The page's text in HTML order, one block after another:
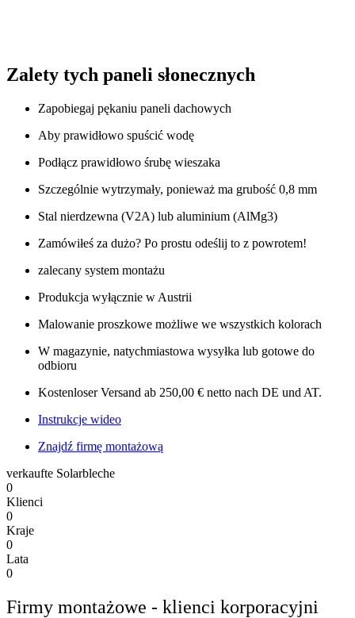
Zalety tych paneli słonecznych
Zapobiegaj pękaniu paneli dachowych
Aby prawidłowo spuścić wodę
Podłącz prawidłowo śrubę wieszaka
Szczególnie wytrzymały, ponieważ ma grubość 0,8 mm
Stal nierdzewna (V2A) lub aluminium (AlMg3)
Zamówiłeś za dużo? Po prostu odeślij to z powrotem!
zalecany system montażu
Produkcja wyłącznie w Austrii
Malowanie proszkowe możliwe we wszystkich kolorach
W magazynie, natychmiastowa wysyłka lub gotowe do
odbioru
Kostenloser Versand ab 250,00 € netto nach DE und AT.
Instrukcje wideo
Znajdź firmę montażową
verkaufte Solarbleche
0
Klienci
0
Kraje
0
Lata
0
Firmy montażowe - klienci korporacyjni